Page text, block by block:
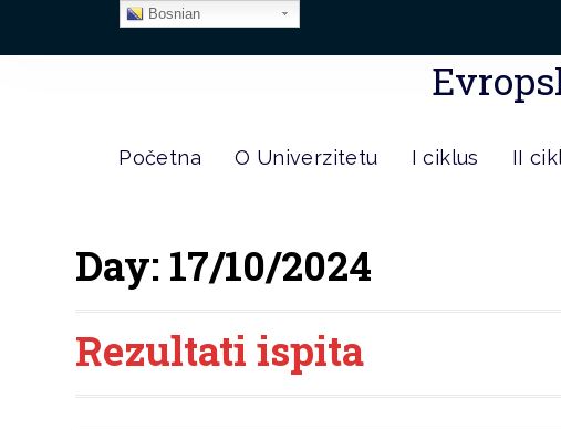
Početna O Univerzitetu I ciklus II
Day: 17/10/2024
Rezultati ispita
Bosnian